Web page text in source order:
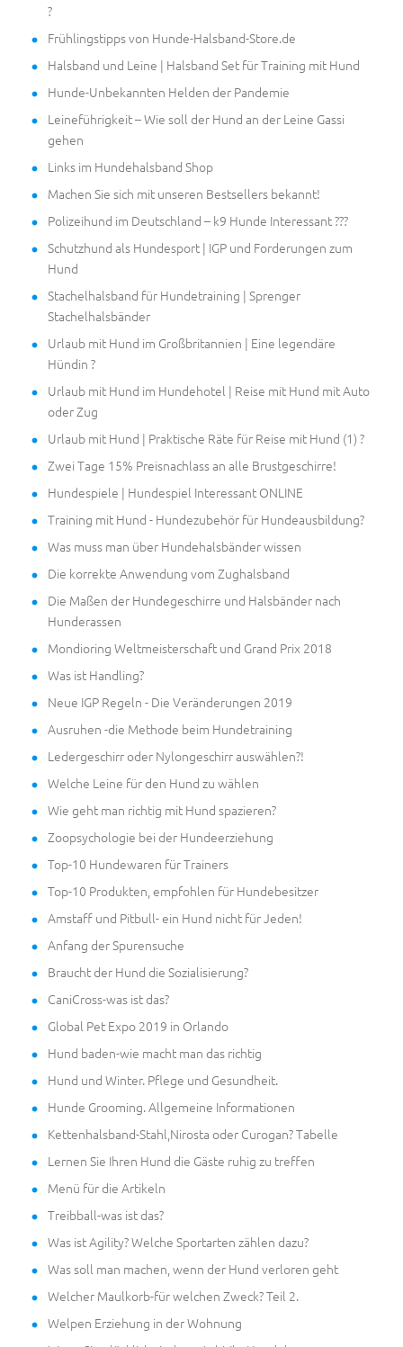
?
Frühlingstipps von Hunde-Halsband-Store.de
Halsband und Leine | Halsband Set für Training mit Hund
Hunde-Unbekannten Helden der Pandemie
Leineführigkeit – Wie soll der Hund an der Leine Gassi
gehen
Links im Hundehalsband Shop
Machen Sie sich mit unseren Bestsellers bekannt!
Polizeihund im Deutschland – k9 Hunde Interessant ???
Schutzhund als Hundesport | IGP und Forderungen zum
Hund
Stachelhalsband für Hundetraining | Sprenger
Stachelhalsbänder
Urlaub mit Hund im Großbritannien | Eine legendäre
Hündin ?
Urlaub mit Hund im Hundehotel | Reise mit Hund mit Auto
oder Zug
Urlaub mit Hund | Praktische Räte für Reise mit Hund (1) ?
Zwei Tage 15% Preisnachlass an alle Brustgeschirre!
Hundespiele | Hundespiel Interessant ONLINE
Training mit Hund - Hundezubehör für Hundeausbildung?
Was muss man über Hundehalsbänder wissen
Die korrekte Anwendung vom Zughalsband
Die Maßen der Hundegeschirre und Halsbänder nach
Hunderassen
Mondioring Weltmeisterschaft und Grand Prix 2018
Was ist Handling?
Neue IGP Regeln - Die Veränderungen 2019
Ausruhen -die Methode beim Hundetraining
Ledergeschirr oder Nylongeschirr auswählen?!
Welche Leine für den Hund zu wählen
Wie geht man richtig mit Hund spazieren?
Zoopsychologie bei der Hundeerziehung
Top-10 Hundewaren für Trainers
Top-10 Produkten, empfohlen für Hundebesitzer
Amstaff und Pitbull- ein Hund nicht für Jeden!
Anfang der Spurensuche
Braucht der Hund die Sozialisierung?
CaniCross-was ist das?
Global Pet Expo 2019 in Orlando
Hund baden-wie macht man das richtig
Hund und Winter. Pflege und Gesundheit.
Hunde Grooming. Allgemeine Informationen
Kettenhalsband-Stahl,Nirosta oder Curogan? Tabelle
Lernen Sie Ihren Hund die Gäste ruhig zu treffen
Menü für die Artikeln
Treibball-was ist das?
Was ist Agility? Welche Sportarten zählen dazu?
Was soll man machen, wenn der Hund verloren geht
Welcher Maulkorb-für welchen Zweck? Teil 2.
Welpen Erziehung in der Wohnung